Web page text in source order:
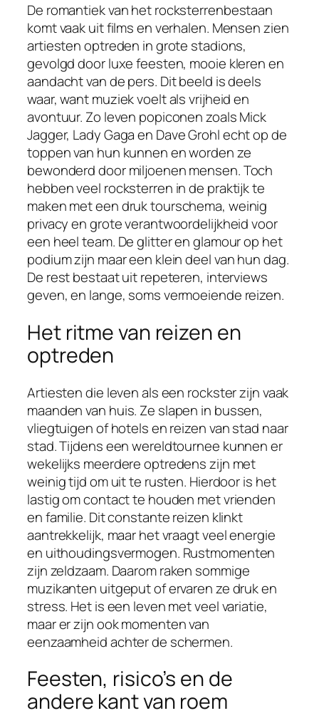
De romantiek van het rocksterrenbestaan
komt vaak uit films en verhalen. Mensen zien
artiesten optreden in grote stadions,
gevolgd door luxe feesten, mooie kleren en
aandacht van de pers. Dit beeld is deels
waar, want muziek voelt als vrijheid en
avontuur. Zo leven popiconen zoals Mick
Jagger, Lady Gaga en Dave Grohl echt op de
toppen van hun kunnen en worden ze
bewonderd door miljoenen mensen. Toch
hebben veel rocksterren in de praktijk te
maken met een druk tourschema, weinig
privacy en grote verantwoordelijkheid voor
een heel team. De glitter en glamour op het
podium zijn maar een klein deel van hun dag.
De rest bestaat uit repeteren, interviews
geven, en lange, soms vermoeiende reizen.
Het ritme van reizen en
optreden
Artiesten die leven als een rockster zijn vaak
maanden van huis. Ze slapen in bussen,
vliegtuigen of hotels en reizen van stad naar
stad. Tijdens een wereldtournee kunnen er
wekelijks meerdere optredens zijn met
weinig tijd om uit te rusten. Hierdoor is het
lastig om contact te houden met vrienden
en familie. Dit constante reizen klinkt
aantrekkelijk, maar het vraagt veel energie
en uithoudingsvermogen. Rustmomenten
zijn zeldzaam. Daarom raken sommige
muzikanten uitgeput of ervaren ze druk en
stress. Het is een leven met veel variatie,
maar er zijn ook momenten van
eenzaamheid achter de schermen.
Feesten, risico’s en de
andere kant van roem